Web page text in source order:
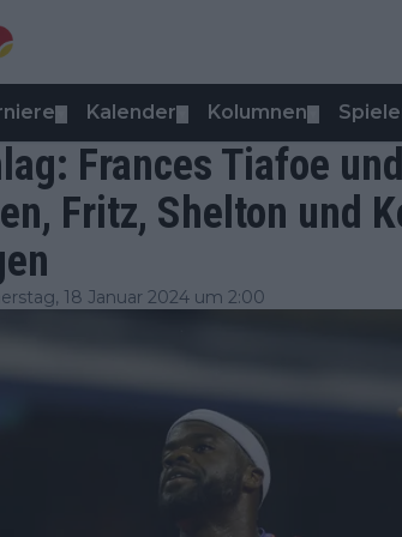
Kalender Kolumnen
Frances Tiafoe
Fritz, Shelton und
18 Januar 2024 um 2:00